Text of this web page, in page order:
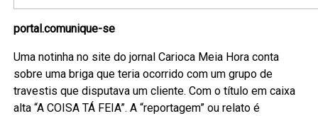
portal.comunique-se
Uma notinha no site do jornal Carioca Meia Hora conta
sobre uma briga que teria ocorrido com um grupo de
travestis que disputava um cliente. Com o título em caixa
alta “A COISA TÁ FEIA”. A “reportagem” ou relato é